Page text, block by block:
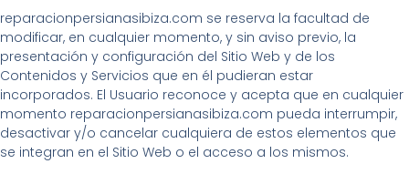
reparacionpersianasibiza.com se reserva la facultad de
modificar, en cualquier momento, y sin aviso previo, la
presentación y configuración del Sitio Web y de los
Contenidos y Servicios que en él pudieran estar
incorporados. El Usuario reconoce y acepta que en cualquier
momento reparacionpersianasibiza.com pueda interrumpir,
desactivar y/o cancelar cualquiera de estos elementos que
se integran en el Sitio Web o el acceso a los mismos.